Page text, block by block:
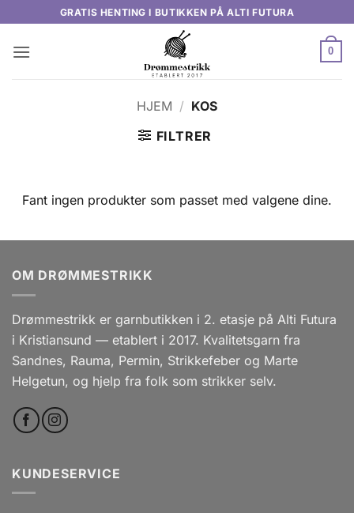
content
GRATIS HENTING I BUTIKKEN PÅ ALTI FUTURA
0
HJEM / KOS
FILTRER
Fant ingen produkter som passet med valgene dine.
OM DRØMMESTRIKK
Drømmestrikk er garnbutikken i 2. etasje på Alti Futura
i Kristiansund — etablert i 2017. Kvalitetsgarn fra
Sandnes, Rauma, Permin, Strikkefeber og Marte
Helgetun, og hjelp fra folk som strikker selv.
KUNDESERVICE